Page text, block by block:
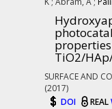
TiO2/
SURFACE AND
(2017)
DOI
REAL